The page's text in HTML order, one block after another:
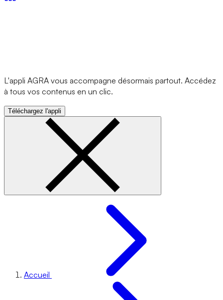
L'appli AGRA vous accompagne désormais partout. Accédez
à tous vos contenus en un clic.
Téléchargez l'appli
Accueil